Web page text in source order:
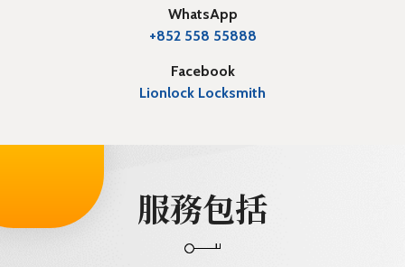
WhatsApp
+852 558 55888
Facebook
Lionlock Locksmith
服務包括